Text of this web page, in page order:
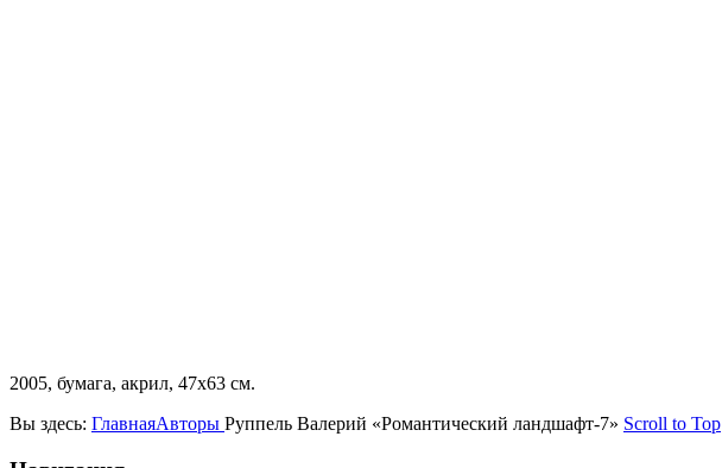
2005, бумага, акрил, 47х63 см.
Вы здесь: ГлавнаяАвторы Руппель Валерий «Романтический ландшафт-7» Scroll to Top